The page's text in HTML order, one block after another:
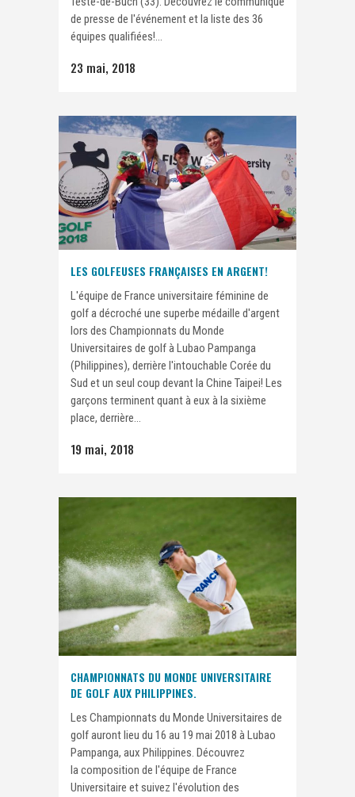
de presse de l'événement et la liste des 36
équipes qualifiées!...
23 mai, 2018
LES GOLFEUSES FRANÇAISES EN ARGENT!
L'équipe de France universitaire féminine de
golf a décroché une superbe médaille d'argent
lors des Championnats du Monde
Universitaires de golf à Lubao Pampanga
(Philippines), derrière l'intouchable Corée du
Sud et un seul coup devant la Chine Taipei! Les
garçons terminent quant à eux à la sixième
place, derrière...
19 mai, 2018
CHAMPIONNATS DU MONDE UNIVERSITAIRE
DE GOLF AUX PHILIPPINES.
Les Championnats du Monde Universitaires de
golf auront lieu du 16 au 19 mai 2018 à Lubao
Pampanga, aux Philippines. Découvrez
la composition de l'équipe de France
Universitaire et suivez l'évolution des